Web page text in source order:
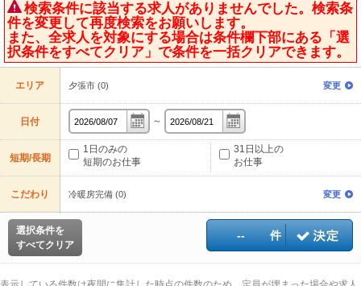
検索条件に該当する求人がありませんでした。検索条
件を変更して再度検索をお願いします。
また、全求人を対象にする場合は条件欄下部にある「選
択条件をすべてクリア」で条件を一括クリアできます。
エリア 夕張市 (0) 変更
日付 ～
短期/長期
1日のみの
短期のお仕事
31日以上の
お仕事
こだわり 冷暖房完備 (0) 変更
選択条件を
すべてクリア
-- 件